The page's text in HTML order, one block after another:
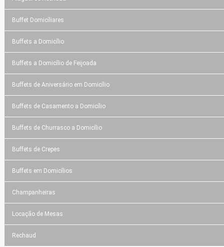
Buffet Domicíliares
Buffets a Domicílio
Buffets a Domicílio de Feijoada
Buffets de Aniversário em Domicílio
Buffets de Casamento a Domicílio
Buffets de Churrasco a Domicílio
Buffets de Crepes
Buffets em Domicílios
Champanheiras
Locação de Mesas
Rechaud